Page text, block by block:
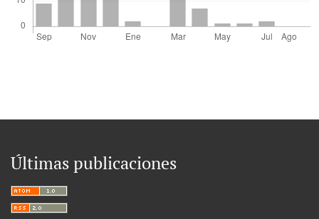
Últimas publicaciones